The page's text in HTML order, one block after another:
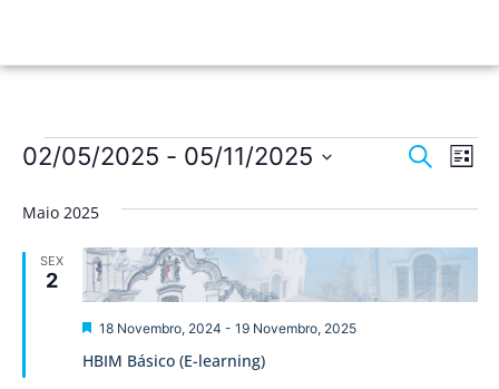
de
e
Pesquisar
de
Lista
02/05/2025 - 05/11/2025
data.
Maio 2025
SEX
2
HBIM Básico (E-learning)
Destaque
18 Novembro, 2024 - 19 Novembro, 2025